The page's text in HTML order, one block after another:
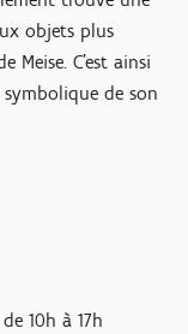
objets plus
Meise. C'est ainsi
de son
10h à 17h